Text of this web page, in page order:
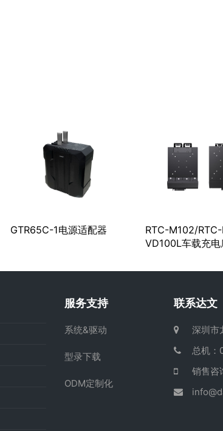
GTR65C-1电源适配器
RTC-M102/RTC-
VD100L车载充电
服务支持
系统&驱动
型录下载
ODM定制化
联系达文
深圳市
总机
销售咨